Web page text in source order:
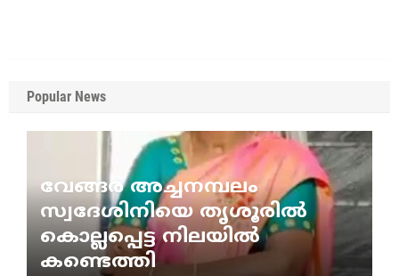
Popular News
വേങ്ങര അച്ചനമ്പലം
സ്വദേശിനിയെ തൃശൂരിൽ
കൊല്ലപ്പെട്ട നിലയിൽ
കണ്ടെത്തി